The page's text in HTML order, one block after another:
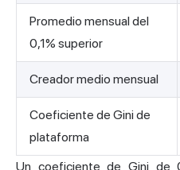
Promedio mensual del
0,1% superior
Creador medio mensual
Coeficiente de Gini de
plataforma
Un coeficiente de Gini de